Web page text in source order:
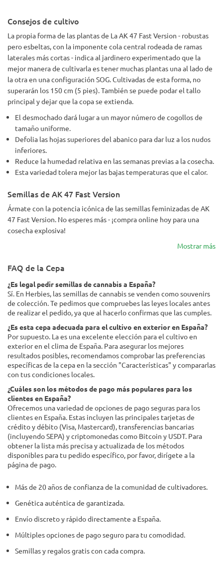
Consejos de cultivo
La propia forma de las plantas de La AK 47 Fast Version - robustas
pero esbeltas, con la imponente cola central rodeada de ramas
laterales más cortas - indica al jardinero experimentado que la
mejor manera de cultivarla es tener muchas plantas una al lado de
la otra en una configuración SOG. Cultivadas de esta forma, no
superarán los 150 cm (5 pies). También se puede podar el tallo
principal y dejar que la copa se extienda.
El desmochado dará lugar a un mayor número de cogollos de
tamaño uniforme.
Defolia las hojas superiores del abanico para dar luz a los nudos
inferiores.
Reduce la humedad relativa en las semanas previas a la cosecha.
Esta variedad tolera mejor las bajas temperaturas que el calor.
Semillas de AK 47 Fast Version
Ármate con la potencia icónica de las semillas feminizadas de AK
47 Fast Version. No esperes más - ¡compra online hoy para una
cosecha explosiva!
Mostrar más
FAQ de la Cepa
¿Es legal pedir semillas de cannabis a España?
Sí. En Herbies, las semillas de cannabis se venden como souvenirs
de colección. Te pedimos que compruebes las leyes locales antes
de realizar el pedido, ya que al hacerlo confirmas que las cumples.
¿Es esta cepa adecuada para el cultivo en exterior en España?
Por supuesto. La es una excelente elección para el cultivo en
exterior en el clima de España. Para asegurar los mejores
resultados posibles, recomendamos comprobar las preferencias
específicas de la cepa en la sección "Características" y compararlas
con tus condiciones locales.
¿Cuáles son los métodos de pago más populares para los
clientes en España?
Ofrecemos una variedad de opciones de pago seguras para los
clientes en España. Estas incluyen las principales tarjetas de
crédito y débito (Visa, Mastercard), transferencias bancarias
(incluyendo SEPA) y criptomonedas como Bitcoin y USDT. Para
obtener la lista más precisa y actualizada de los métodos
disponibles para tu pedido específico, por favor, dirígete a la
página de pago.
Más de 20 años de confianza de la comunidad de cultivadores.
Genética auténtica de garantizada.
Envío discreto y rápido directamente a España.
Múltiples opciones de pago seguro para tu comodidad.
Semillas y regalos gratis con cada compra.